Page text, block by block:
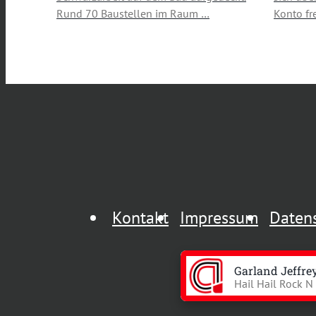
Rund 70 Baustellen im Raum …
Konto
Kontakt Impressum
Garland
Hail Hail Rock